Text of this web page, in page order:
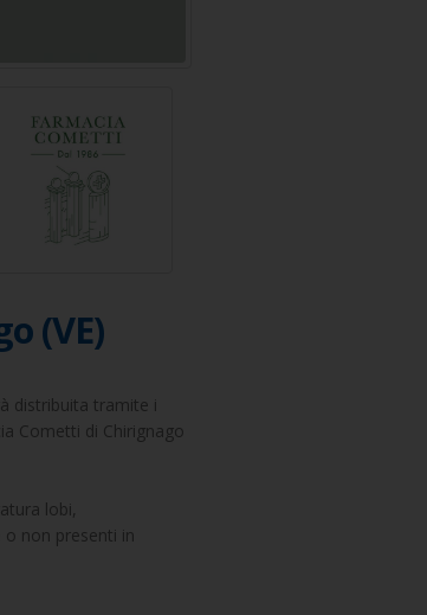
(VE)
distribuita tramite i
Cometti di Chirignago
lobi,
non presenti in